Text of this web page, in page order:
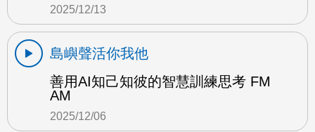
2025/12/13
島嶼聲活你我他
善用AI知己知彼的智慧訓練思考 FM
AM
2025/12/06